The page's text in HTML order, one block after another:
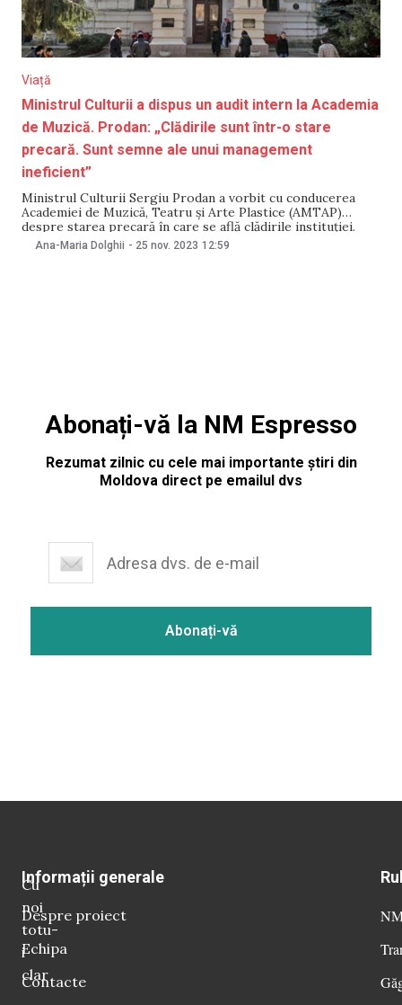
Viață
Ministrul Culturii a dispus un audit intern la Academia
de Muzică. Prodan: „Clădirile sunt într-o stare
precară. Sunt semne ale unui management
ineficient”
Ministrul Culturii Sergiu Prodan a vorbit cu conducerea
Academiei de Muzică, Teatru și Arte Plastice (AMTAP)
despre starea precară în care se află clădirile instituției.
Discuția s-a desfășurat în cadrul unei ședințe de lucru, care a
avut loc pe 24 noiembrie, la sediul Ministerului Culturii.
Ana-Maria Dolghii - 25 nov. 2023 12:59
Abonați-vă la NM Espresso
Rezumat zilnic cu cele mai importante știri din
Moldova direct pe emailul dvs
Cu
noi
totu-
i
clar
Informații generale
Despre proiect
Echipa
Contacte